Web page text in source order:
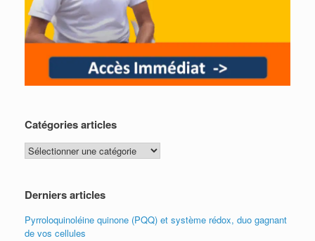
Catégories articles
Catégories
articles
Derniers articles
Pyrroloquinoléine quinone (PQQ) et système rédox, duo gagnant
de vos cellules